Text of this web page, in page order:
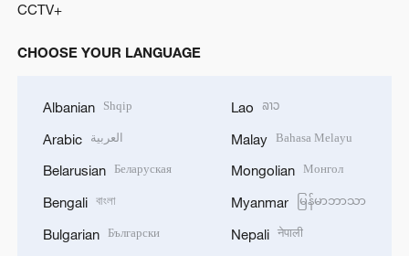
CCTV+
CHOOSE YOUR LANGUAGE
Albanian Shqip
Arabic العربية
Belarusian Беларуская
Bengali বাংলা
Bulgarian Български
Lao ລາວ
Malay Bahasa Melayu
Mongolian Монгол
Myanmar မြန်မာဘာသာ
Nepali नेपाली